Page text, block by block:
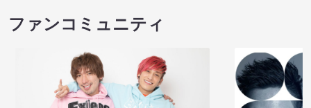
ファンコミュニティ